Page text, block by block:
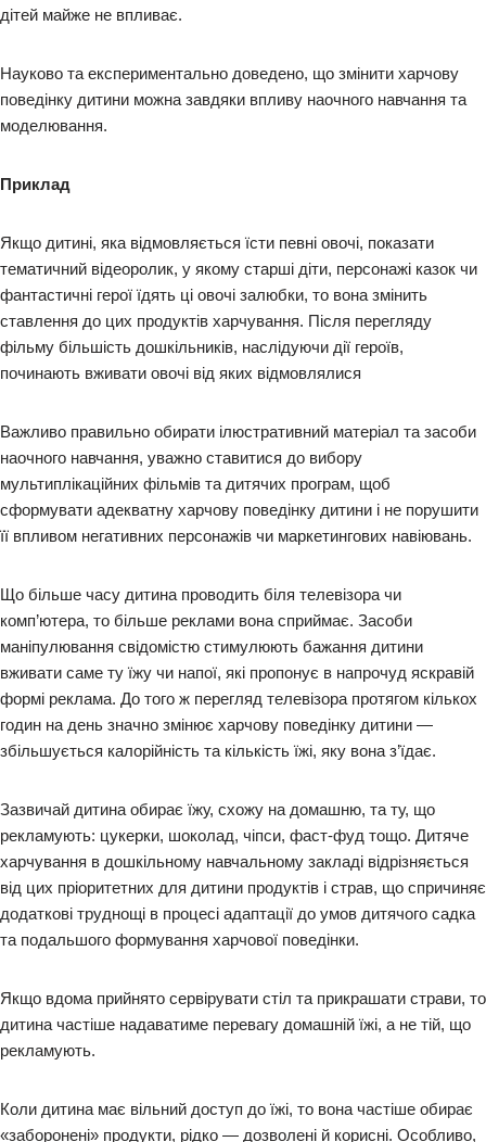
дітей майже не впливає.
Науково та експериментально доведено, що змінити харчову
поведінку дитини можна завдяки впливу наочного навчання та
моделювання.
Приклад
Якщо дитині, яка відмовляється їсти певні овочі, показати
тематичний відеоролик, у якому старші діти, персонажі казок чи
фантастичні герої їдять ці овочі залюбки, то вона змінить
ставлення до цих продуктів харчування. Після перегляду
фільму більшість дошкільників, наслідуючи дії героїв,
починають вживати овочі від яких відмовлялися
Важливо правильно обирати ілюстративний матеріал та засоби
наочного навчання, уважно ставитися до вибору
мультиплікаційних фільмів та дитячих програм, щоб
сформувати адекватну харчову поведінку дитини і не порушити
її впливом негативних персонажів чи маркетингових навіювань.
Що більше часу дитина проводить біля телевізора чи
комп’ютера, то більше реклами вона сприймає. Засоби
маніпулювання свідомістю стимулюють бажання дитини
вживати саме ту їжу чи напої, які пропонує в напрочуд яскравій
формі реклама. До того ж перегляд телевізора протягом кількох
годин на день значно змінює харчову поведінку дитини —
збільшується калорійність та кількість їжі, яку вона з’їдає.
Зазвичай дитина обирає їжу, схожу на домашню, та ту, що
рекламують: цукерки, шоколад, чіпси, фаст-фуд тощо. Дитяче
харчування в дошкільному навчальному закладі відрізняється
від цих пріоритетних для дитини продуктів і страв, що спричиняє
додаткові труднощі в процесі адаптації до умов дитячого садка
та подальшого формування харчової поведінки.
Якщо вдома прийнято сервірувати стіл та прикрашати страви, то
дитина частіше надаватиме перевагу домашній їжі, а не тій, що
рекламують.
Коли дитина має вільний доступ до їжі, то вона частіше обирає
«заборонені» продукти, рідко — дозволені й корисні. Особливо,